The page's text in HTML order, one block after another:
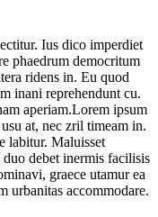
Ius dico imperdiet
phaedrum democritum
ridens in. Eu quod
inani reprehendunt cu.
aperiam.Lorem ipsum
at, nec zril timeam in.
labitur. Maluisset
debet inermis facilisis
graece utamur ea
urbanitas accommodare.